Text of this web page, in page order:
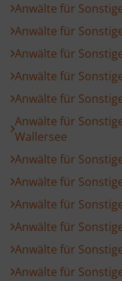
Anwälte für
Anwälte für
Anwälte für
Anwälte für
Anwälte für
Anwälte für
Wallersee
Anwälte für
Anwälte für
Anwälte für
Anwälte für
Anwälte für
Anwälte für